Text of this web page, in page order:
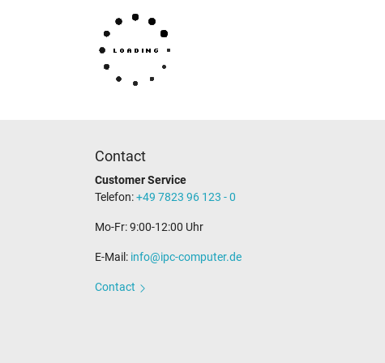
You've found this article over a part number. We'll
order comment.
Contact
Customer Service
Telefon:+49 7823 96 123 - 0
Mo-Fr: 9:00-12:00 Uhr
E-Mail: info@ipc-computer.de
Contact